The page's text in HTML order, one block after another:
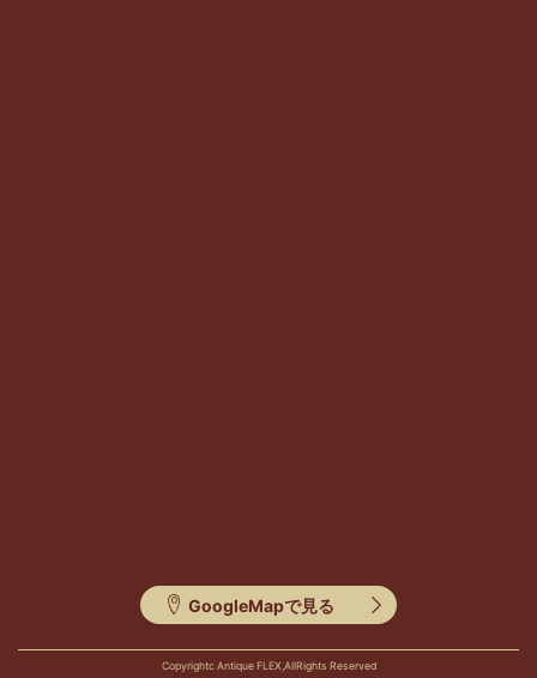
GoogleMapで見る
Copyrightc Antique FLEX,AllRights Reserved